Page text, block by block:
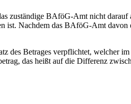
zuständige BAföG-Amt nicht
Nachdem das BAföG-Amt
des Betrages verpflichtet, welcher
das heißt auf die Differenz